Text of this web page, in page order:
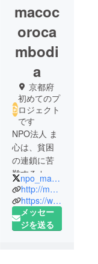
macoc
oroca
mbodi
a
京都府
初めてのプ
ロジェクト
です
NPO法人 ま
心は、貧困
の連鎖に苦
難するカン
ボジアの子
供達に対し
て、物資の
提供および
npo_macocoro
http://macocoro.net/
https://www.facebook.com/macocoro.japan/
メッセー
ジを送る